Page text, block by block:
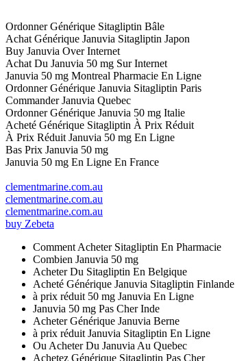
Ordonner Générique Sitagliptin Bâle
Achat Générique Januvia Sitagliptin Japon
Buy Januvia Over Internet
Achat Du Januvia 50 mg Sur Internet
Januvia 50 mg Montreal Pharmacie En Ligne
Ordonner Générique Januvia Sitagliptin Paris
Commander Januvia Quebec
Ordonner Générique Januvia 50 mg Italie
Acheté Générique Sitagliptin À Prix Réduit
À Prix Réduit Januvia 50 mg En Ligne
Bas Prix Januvia 50 mg
Januvia 50 mg En Ligne En France
clementmarine.com.au
clementmarine.com.au
clementmarine.com.au
buy Zebeta
Comment Acheter Sitagliptin En Pharmacie
Combien Januvia 50 mg
Acheter Du Sitagliptin En Belgique
Acheté Générique Januvia Sitagliptin Finlande
à prix réduit 50 mg Januvia En Ligne
Januvia 50 mg Pas Cher Inde
Acheter Générique Januvia Berne
à prix réduit Januvia Sitagliptin En Ligne
Ou Acheter Du Januvia Au Quebec
Achetez Générique Sitagliptin Pas Cher